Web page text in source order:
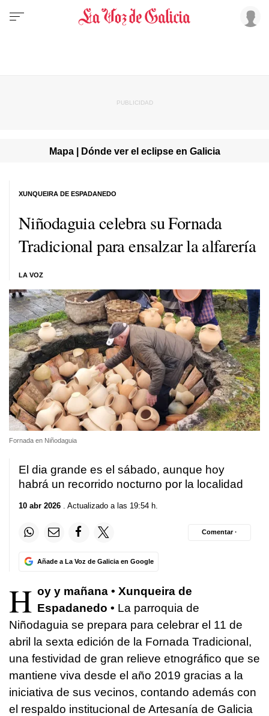
Mapa | Dónde ver el eclipse en Galicia
Niñodaguia celebra su Fornada
Tradicional para ensalzar la alfarería
LA VOZ
XUNQUEIRA DE ESPADANEDO
Fornada en Niñodaguia
El dia grande es el sábado, aunque hoy
habrá un recorrido nocturno por la localidad
10 abr 2026 . Actualizado a las 19:54 h.
Añade a La Voz de Galicia en Google
Comentar ·
H oy y mañana • Xunqueira de
Espadanedo • La parroquia de
Niñodaguia se prepara para celebrar el 11 de
abril la sexta edición de la Fornada Tradicional,
una festividad de gran relieve etnográfico que se
mantiene viva desde el año 2019 gracias a la
iniciativa de sus vecinos, contando además con
el respaldo institucional de Artesanía de Galicia